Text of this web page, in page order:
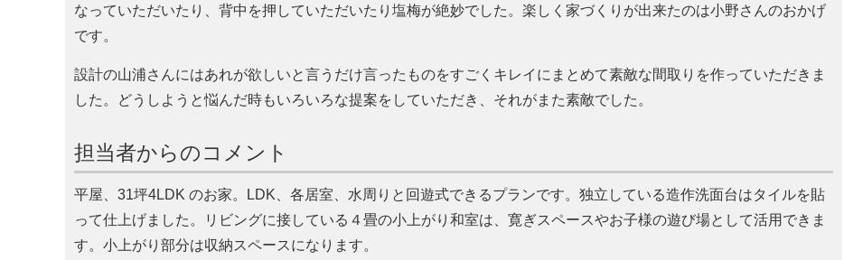
なっていただいたり、背中を押していただいたり塩梅が絶妙でした。楽しく家づくりが出来たのは小野さんのおかげ
です。
設計の山浦さんにはあれが欲しいと言うだけ言ったものをすごくキレイにまとめて素敵な間取りを作っていただきま
した。どうしようと悩んだ時もいろいろな提案をしていただき、それがまた素敵でした。
担当者からのコメント
平屋、31坪4LDK のお家。LDK、各居室、水周りと回遊式できるプランです。独立している造作洗面台はタイルを貼
って仕上げました。リビングに接している４畳の小上がり和室は、寛ぎスペースやお子様の遊び場として活用できま
す。小上がり部分は収納スペースになります。